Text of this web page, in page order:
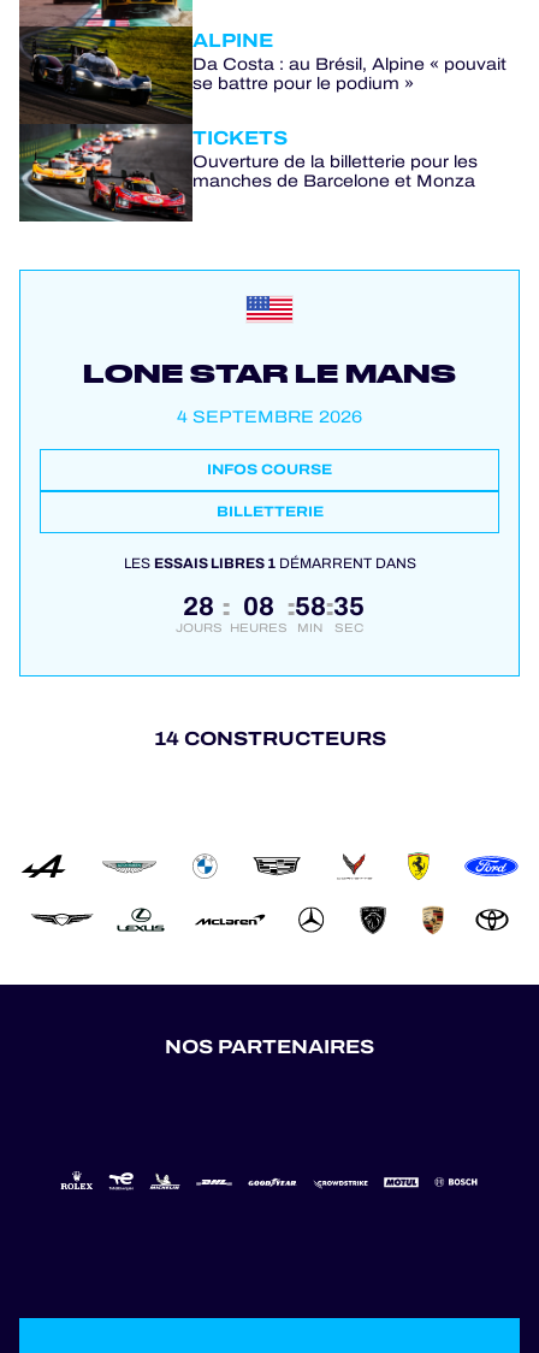
ALPINE
Da Costa : au Brésil, Alpine « pouvait
se battre pour le podium »
TICKETS
Ouverture de la billetterie pour les
manches de Barcelone et Monza
LONE STAR LE MANS
4 SEPTEMBRE 2026
INFOS COURSE
BILLETTERIE
LESESSAIS LIBRES 1DÉMARRENT DANS
28
JOURS
: 08
HEURES
:58
MIN
:34
SEC
14 CONSTRUCTEURS
NOS PARTENAIRES